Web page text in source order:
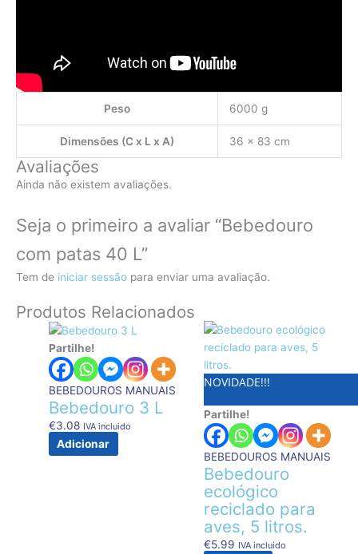
Peso 6000 g
Dimensões (C x L x A) 36 × 83 cm
Avaliações
Ainda não existem avaliações.
Seja o primeiro a avaliar “Bebedouro
com patas 40 L”
Tem de iniciar sessão para enviar uma avaliação.
Produtos Relacionados
Partilhe!
BEBEDOUROS MANUAIS
Bebedouro 3 L
€3.08 IVA incluido
Adicionar
NOVIDADE!!!
Partilhe!
BEBEDOUROS MANUAIS
Bebedouro
ecológico
reciclado para
aves, 5 litros.
€5.99 IVA incluido